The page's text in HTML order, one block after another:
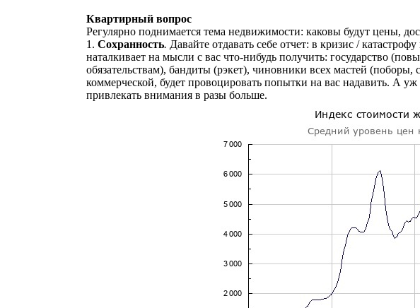
Квартирный вопрос
Регулярно поднимается тема недвижимости: каковы будут цены,
1.Сохранность. Давайте отдавать себе отчет: в кризис /
наталкивает на мысли с вас что-нибудь получить: государство
обязательствам), бандиты (рэкет), чиновники всех мастей
коммерческой, будет провоцировать попытки на вас надавить. А
привлекать внимания в разы больше.